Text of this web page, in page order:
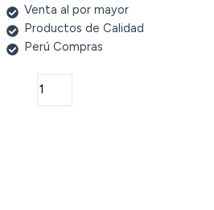
Venta al por mayor
Productos de Calidad
Perú Compras